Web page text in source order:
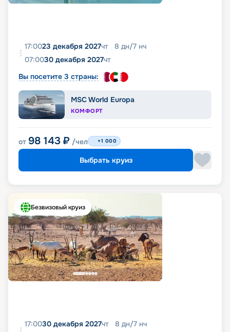
17:0023 декабря 2027чт 8 дн/7 нч
07:0030 декабря 2027чт
Вы посетите 3 страны:
MSC World Europa
КОМФОРТ
от 98 143 ₽ /чел +1 000
Выбрать круиз
Безвизовый круиз
17:0030 декабря 2027чт 8 дн/7 нч